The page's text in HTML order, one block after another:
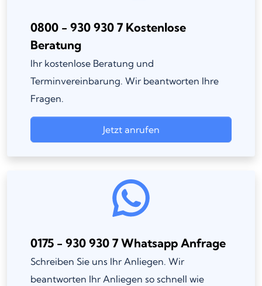
0800 - 930 930 7 Kostenlose
Beratung
Ihr kostenlose Beratung und
Terminvereinbarung. Wir beantworten Ihre
Fragen.
Jetzt anrufen
0175 - 930 930 7 Whatsapp Anfrage
Schreiben Sie uns Ihr Anliegen. Wir
beantworten Ihr Anliegen so schnell wie